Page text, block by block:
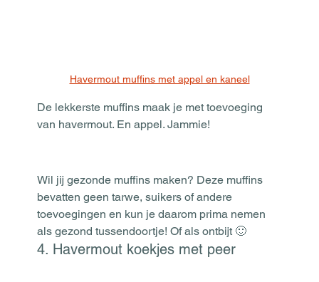
Havermout muffins met appel en kaneel
De lekkerste muffins maak je met toevoeging
van havermout. En appel. Jammie!
Wil jij gezonde muffins maken? Deze muffins
bevatten geen tarwe, suikers of andere
toevoegingen en kun je daarom prima nemen
als gezond tussendoortje! Of als ontbijt 🙂
4. Havermout koekjes met peer